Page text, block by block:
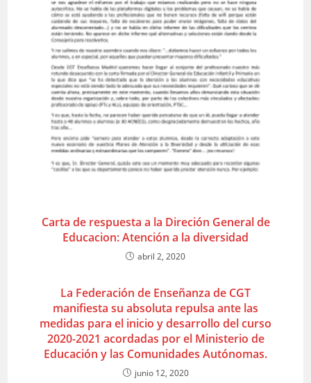
Carta de respuesta a la Direción General de
Educacion: Atención a la diversidad
abril 2, 2020
La Federación de Enseñanza de CGT
manifiesta su absoluta repulsa ante las
medidas para el inicio y desarrollo del curso
2020-2021 acordadas por el Ministerio de
Educación y las Comunidades Autónomas.
junio 12, 2020